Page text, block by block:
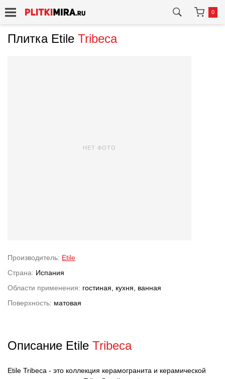
0
Плитка Etile Tribeca
НЕТ ФОТО
Производитель: Etile
Страна: Испания
Области применения: гостиная, кухня, ванная
Поверхность: матовая
Описание Etile Tribeca
Etile Tribeca - это коллекция керамогранита и керамической